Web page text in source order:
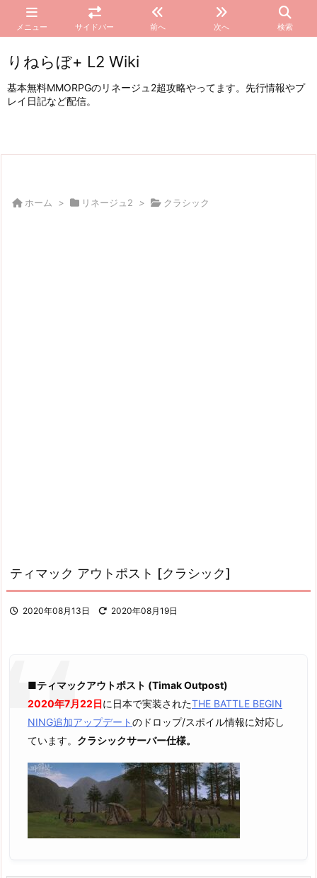
メニュー サイドバー 前へ 次へ 検索
りねらぼ+ L2 Wiki
基本無料MMORPGのリネージュ2超攻略やってます。先行情報やプ
レイ日記など配信。
ホーム > リネージュ2 > クラシック
ティマック アウトポスト [クラシック]
2020年08月13日 2020年08月19日
■ティマックアウトポスト (Timak Outpost)
2020年7月22日に日本で実装されたTHE BATTLE BEGIN
NING追加アップデートのドロップ/スポイル情報に対応し
ています。 クラシックサーバー仕様。